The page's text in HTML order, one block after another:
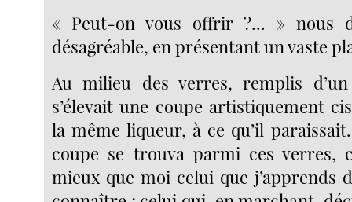
« Peut-on vous offrir ?... » nous
désagréable, en présentant un vaste
Au milieu des verres, remplis
s’élevait une coupe artistiquement
la même liqueur, à ce qu’il
coupe se trouva parmi ces verres,
mieux que moi celui que j’apprends